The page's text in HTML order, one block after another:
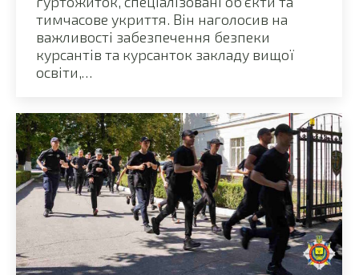
тимчасове укриття. Він наголосив на
важливості забезпечення безпеки
курсантів та курсанток закладу вищої
освіти,…